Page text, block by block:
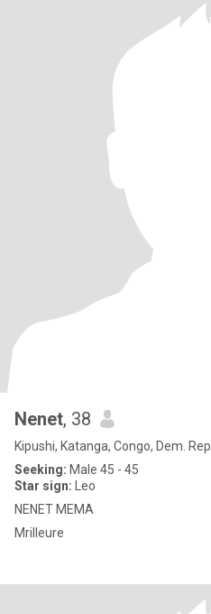
Nenet, 38
Kipushi, Katanga, Congo, Dem. Rep
Seeking: Male 45 - 45
Star sign: Leo
NENET MEMA
Mrilleure